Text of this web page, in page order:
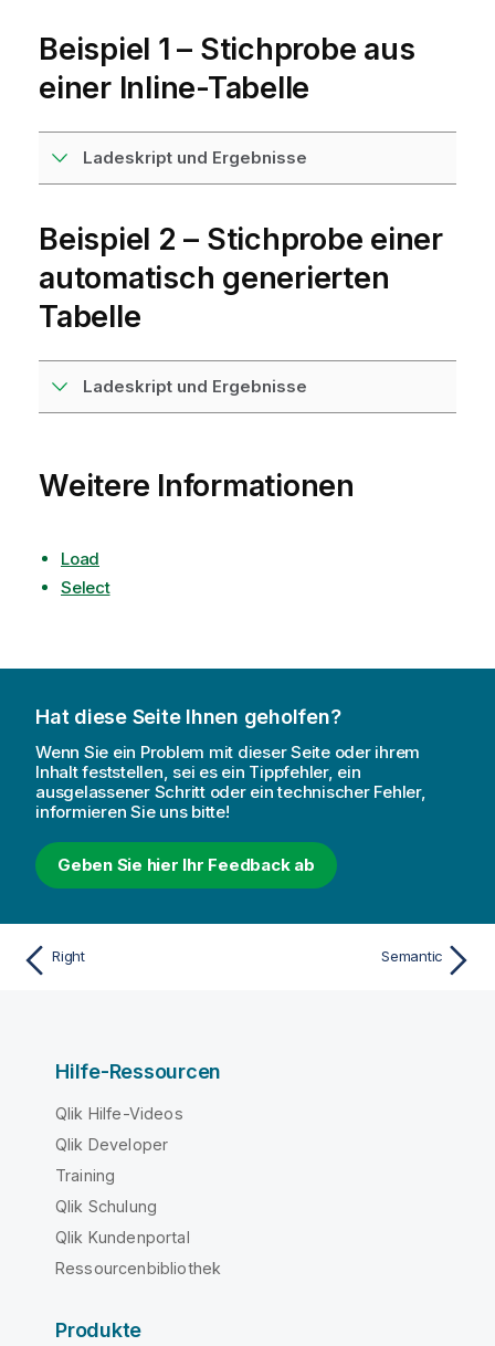
Beispiel 1 – Stichprobe aus
einer Inline-Tabelle
Ladeskript und Ergebnisse
Beispiel 2 – Stichprobe einer
automatisch generierten
Tabelle
Ladeskript und Ergebnisse
Weitere Informationen
Load
Select
Hat diese Seite Ihnen geholfen?
Wenn Sie ein Problem mit dieser Seite oder ihrem
Inhalt feststellen, sei es ein Tippfehler, ein
ausgelassener Schritt oder ein technischer Fehler,
informieren Sie uns bitte!
Geben Sie hier Ihr Feedback ab
Right Semantic
Hilfe-Ressourcen
Qlik Hilfe-Videos
Qlik Developer
Training
Qlik Schulung
Qlik Kundenportal
Ressourcenbibliothek
Produkte